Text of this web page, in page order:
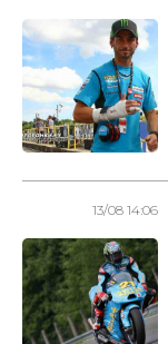
13/08 14:06